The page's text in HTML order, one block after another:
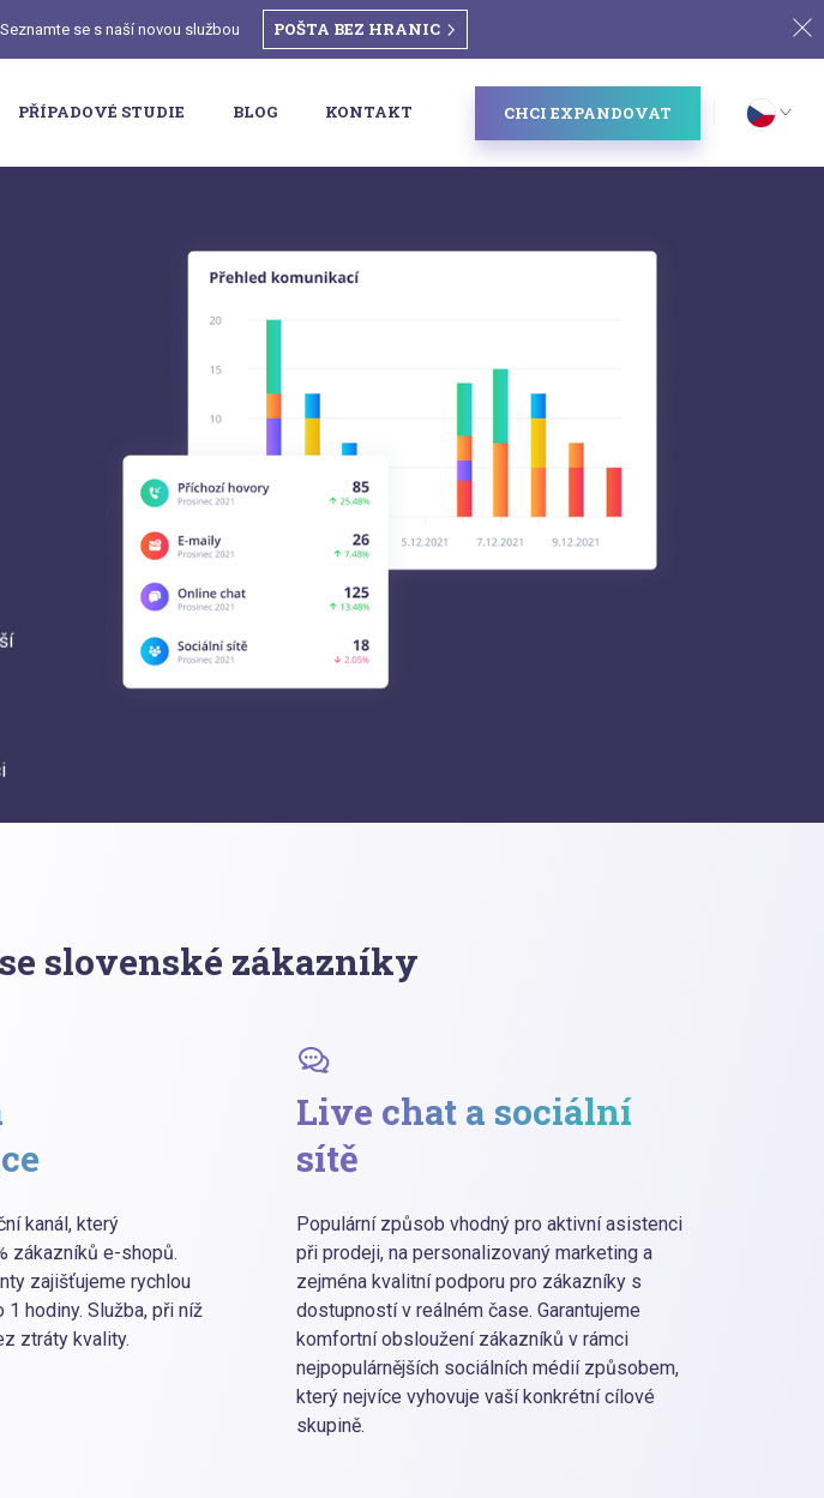
se s naší novou službou POŠTA BEZ HRANIC
PŘÍPADOVÉ STUDIE BLOG KONTAKT CHCI EXPANDOVAT
slovenské zákazníky
kanál, který
zákazníků e-shopů.
zajišťujeme rychlou
hodiny. Služba, při níž
ztráty kvality.
Live chat a sociální
sítě
Populární způsob vhodný pro aktivní asistenci
při prodeji, na personalizovaný marketing a
zejména kvalitní podporu pro zákazníky s
dostupností v reálném čase. Garantujeme
komfortní obsloužení zákazníků v rámci
nejpopulárnějších sociálních médií způsobem,
který nejvíce vyhovuje vaší konkrétní cílové
skupině.